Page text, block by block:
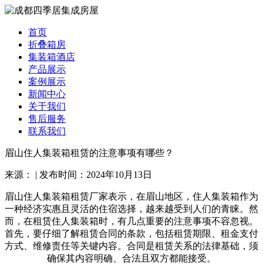
首页
折叠箱房
集装箱酒店
产品展示
案例展示
新闻中心
关于我们
售后服务
联系我们
眉山住人集装箱租赁的注意事项有哪些？
来源： | 发布时间：2024年10月13日
眉山住人集装箱租赁厂家表示， 在眉山地区，住人集装箱作为
一种经济实惠且灵活的住宿选择，越来越受到人们的青睐。然
而，在租赁住人集装箱时，有几点重要的注意事项不容忽视。
首先，要仔细了解租赁合同的条款，包括租赁期限、租金支付
方式、维修责任等关键内容。合同是租赁关系的法律基础，须
确保其内容明确、合法且双方都能接受。